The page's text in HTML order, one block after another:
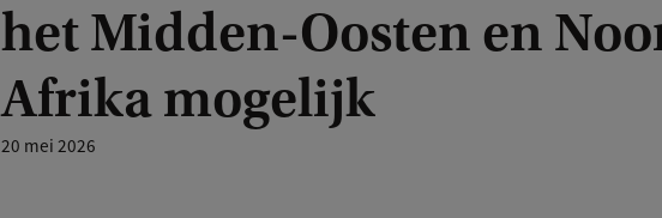
het Midden-Oosten en
Afrika mogelijk
20 mei 2026